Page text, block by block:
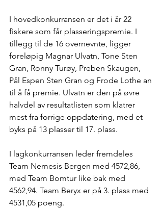
I hovedkonkurransen er det i år 22
fiskere som får plasseringspremie. I
tillegg til de 16 overnevnte, ligger
foreløpig Magnar Ulvatn, Tone Sten
Gran, Ronny Turøy, Preben Skaugen,
Pål Espen Sten Gran og Frode Lothe an
til å få premie. Ulvatn er den på øvre
halvdel av resultatlisten som klatrer
mest fra forrige oppdatering, med et
byks på 13 plasser til 17. plass.
I lagkonkurransen leder fremdeles
Team Nemesis Bergen med 4572,86,
med Team Bomtur like bak med
4562,94. Team Beryx er på 3. plass med
4531,05 poeng.